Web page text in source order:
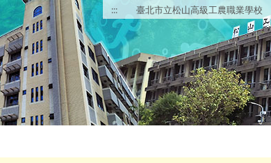
::: 臺北市立松山高級工農職業學校